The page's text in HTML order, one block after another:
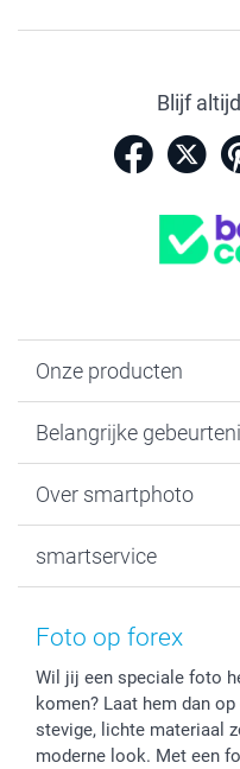
Blijf
Onze producten
Fotogeschenken
Fotoprints, Fotoposter &
MyNameBook
Stickers en Etiketten
Fotokaders, Decoratie en
Fotokalenders &
Belangrijke
Baby
Communie- en Lentefeest
Geschenken voor hem
Afstuderen
Moederdag
Vaderdag
Verjaardag
Over smartphoto
Duurzaamheid
Voorwaarden
Herroepingsrecht
Klachtenregeling
Wettelijke garantie
Privacybeleid
smartservice
smartgarantie
smartbonus
Betalingsmogelijkheden
Grote bestellingen
Levering
Foto op forex
Wil jij een speciale foto
komen? Laat hem dan
stevige, lichte materiaal
moderne look. Met een